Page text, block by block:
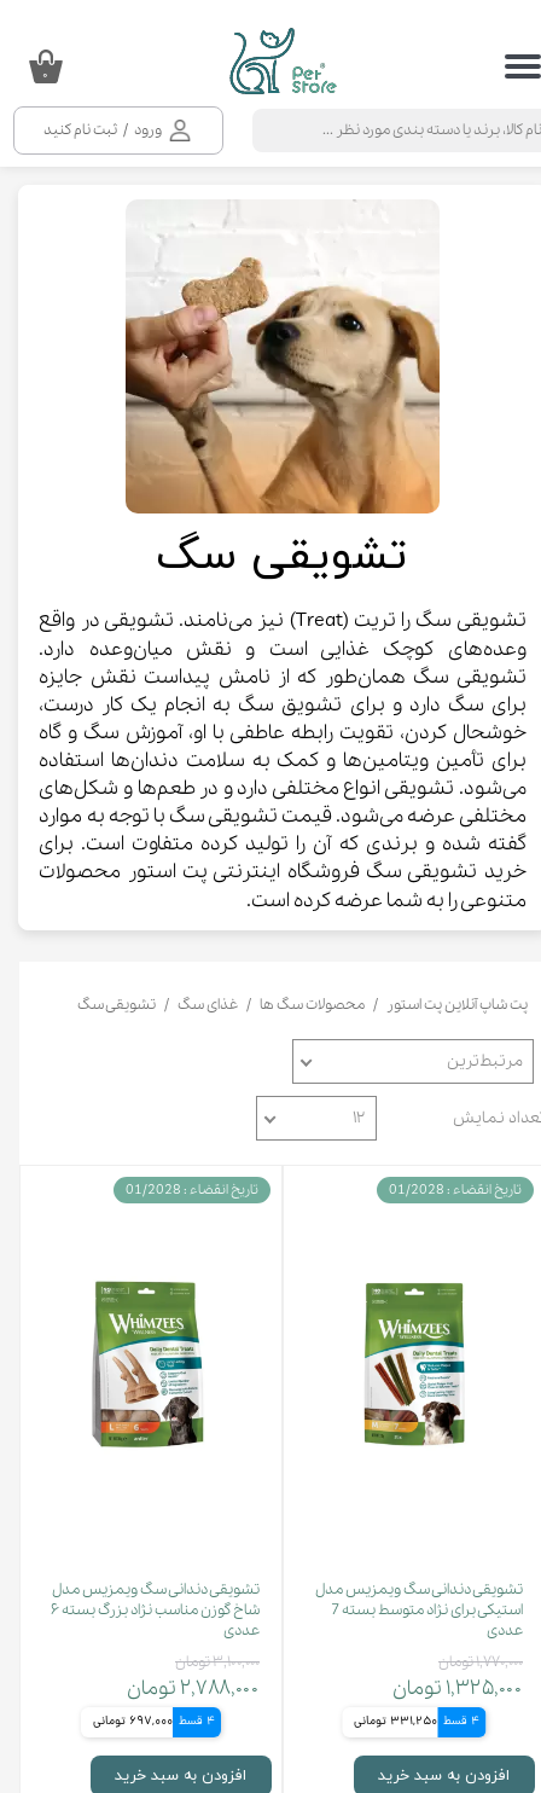
ورود / ثبت نام کنید
حساب کاربری من
۰
​تشویقی سگ
تشویقی سگ را تریت (Treat) نیز می‌نامند. تشویقی در واقع
وعده‌های کوچک غذایی است و نقش میان‌وعده دارد.
تشویقی سگ همان‌طور که از نامش پیداست نقش جایزه
برای سگ دارد و برای تشویق سگ به انجام یک کار درست،
خوشحال کردن، تقویت رابطه عاطفی با او، آموزش سگ و گاه
برای تأمین ویتامین‌ها و کمک به سلامت دندان‌ها استفاده
می‌شود. تشویقی انواع مختلفی دارد و در طعم‌ها و شکل‌های
مختلفی عرضه می‌شود. قیمت تشویقی سگ با توجه به موارد
گفته شده و برندی که آن را تولید کرده متفاوت است. برای
خرید تشویقی سگ فروشگاه اینترنتی پت استور محصولات
متنوعی را به شما عرضه کرده است.​​​​​​​
پت شاپ آنلاین پت استور محصولات سگ ها غذای سگ تشویقی سگ
مرتبط‌ترین
نمایش ۱۲
تشویقی دندانی سگ ویمزیس مدل
استیکی برای نژاد متوسط بسته 7
عددی
۱,۷۷۰,۰۰۰ تومان
۱,۳۲۵,۰۰۰ تومان
4 قسط 331,250 تومانی
افزودن به سبد خرید
تاریخ انقضاء : 01/2028
تشویقی دندانی سگ ویمزیس مدل
شاخ گوزن مناسب نژاد بزرگ بسته ۶
عددی
۳,۱۰۰,۰۰۰ تومان
۲,۷۸۸,۰۰۰ تومان
4 قسط 697,000 تومانی
افزودن به سبد خرید
تاریخ انقضاء : 01/2028